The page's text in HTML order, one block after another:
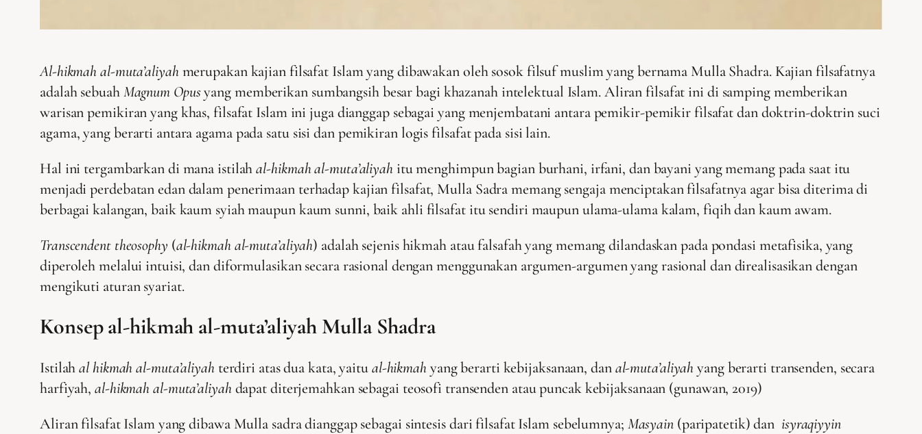
Al-hikmah al-muta’aliyahmerupakan kajian filsafat Islam yang dibawakan oleh sosok filsuf muslim yang bernama Mulla Shadra. Kajian filsafatnya
adalah sebuahMagnum Opusyang memberikan sumbangsih besar bagi khazanah intelektual Islam. Aliran filsafat ini di samping memberikan
warisan pemikiran yang khas, filsafat Islam ini juga dianggap sebagai yang menjembatani antara pemikir-pemikir filsafat dan doktrin-doktrin suci
agama, yang berarti antara agama pada satu sisi dan pemikiran logis filsafat pada sisi lain.
Hal ini tergambarkan di mana istilahal-hikmah al-muta’aliyahitu menghimpun bagian burhani, irfani, dan bayani yang memang pada saat itu
menjadi perdebatan edan dalam penerimaan terhadap kajian filsafat, Mulla Sadra memang sengaja menciptakan filsafatnya agar bisa diterima di
berbagai kalangan, baik kaum syiah maupun kaum sunni, baik ahli filsafat itu sendiri maupun ulama-ulama kalam, fiqih dan kaum awam.
Transcendent theosophy (al-hikmah al-muta’aliyah) adalah sejenis hikmah atau falsafah yang memang dilandaskan pada pondasi metafisika, yang
diperoleh melalui intuisi, dan diformulasikan secara rasional dengan menggunakan argumen-argumen yang rasional dan direalisasikan dengan
mengikuti aturan syariat.
Konsep al-hikmah al-muta’aliyah Mulla Shadra
Istilahal hikmah al-muta’aliyahterdiri atas dua kata, yaitual-hikmahyang berarti kebijaksanaan, danal-muta’aliyahyang berarti transenden, secara
harfiyah,al-hikmah al-muta’aliyahdapat diterjemahkan sebagai teosofi transenden atau puncak kebijaksanaan (gunawan, 2019)
Aliran filsafat Islam yang dibawa Mulla sadra dianggap sebagai sintesis dari filsafat Islam sebelumnya; Masyain (paripatetik) dan isyraqiyyin